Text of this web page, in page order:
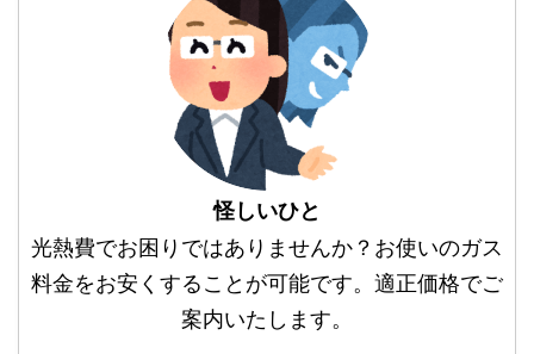
怪しいひと
光熱費でお困りではありませんか？お使いのガス
料金をお安くすることが可能です。適正価格でご
案内いたします。